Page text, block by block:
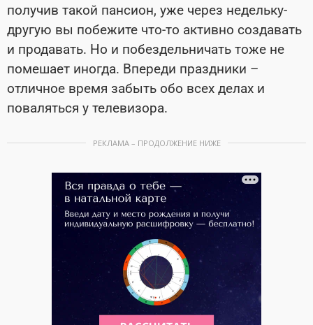
получив такой пансион, уже через недельку-
другую вы побежите что-то активно создавать
и продавать. Но и побездельничать тоже не
помешает иногда. Впереди праздники –
отличное время забыть обо всех делах и
поваляться у телевизора.
РЕКЛАМА – ПРОДОЛЖЕНИЕ НИЖЕ